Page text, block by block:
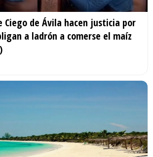
Ciego de Ávila hacen justicia por
a ladrón a comerse el maíz